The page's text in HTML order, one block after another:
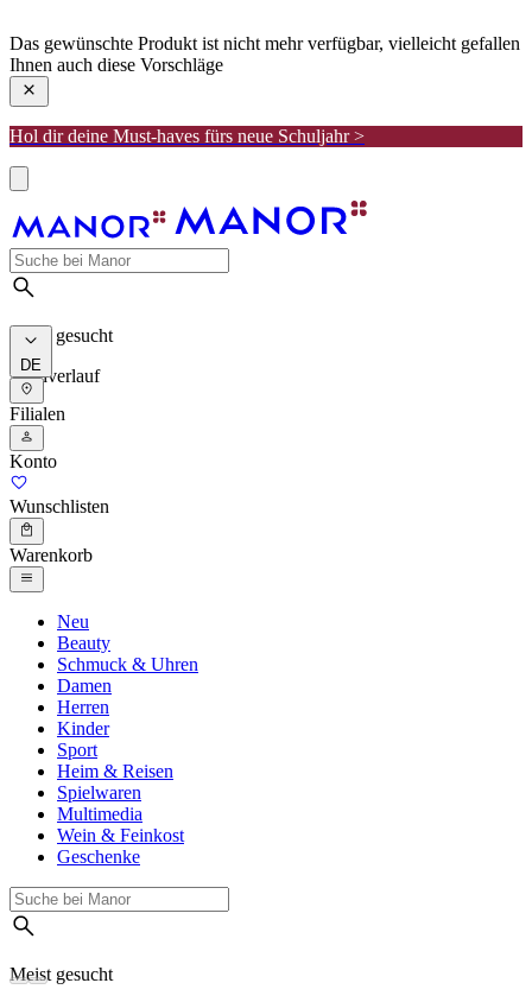
Das gewünschte Produkt ist nicht mehr verfügbar, vielleicht gefallen
Ihnen auch diese Vorschläge
Hol dir deine Must-haves fürs neue Schuljahr >
Meist gesucht
Suchverlauf
DE
Filialen
Konto
Wunschlisten
Warenkorb
Neu
Beauty
Schmuck & Uhren
Damen
Herren
Kinder
Sport
Heim & Reisen
Spielwaren
Multimedia
Wein & Feinkost
Geschenke
Meist gesucht